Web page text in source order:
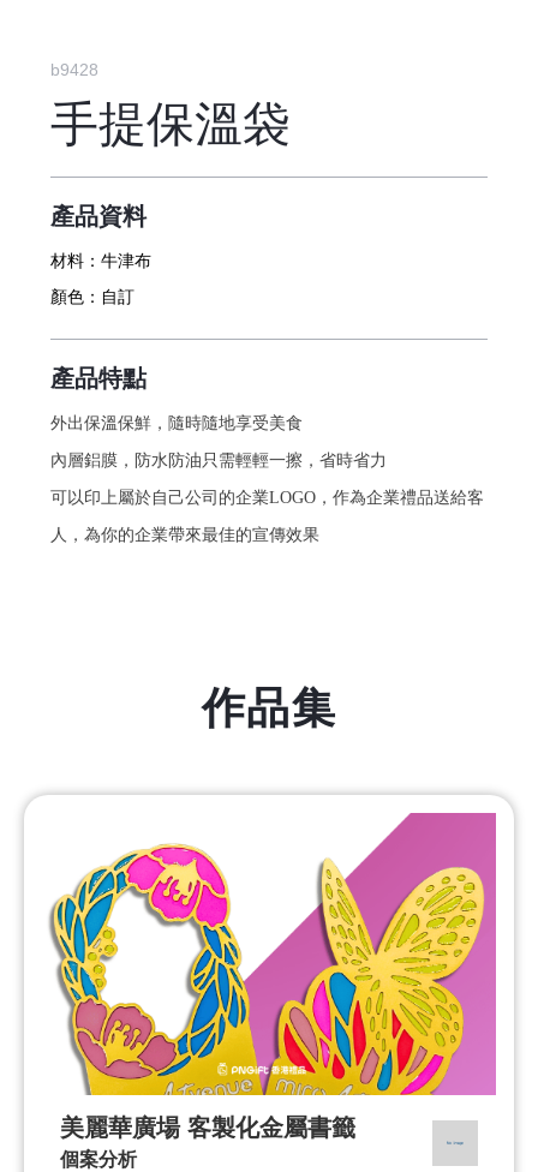
b9428
手提保溫袋
產品資料
材料： 牛津布
顏色： 自訂
產品特點
外出保溫保鮮，隨時隨地享受美食
內層鋁膜，防水防油只需輕輕一擦，省時省力
可以印上屬於自己公司的企業LOGO，作為企業禮品送給客
人，為你的企業帶來最佳的宣傳效果
作品集
美麗華廣場 客製化金屬書籤
個案分析